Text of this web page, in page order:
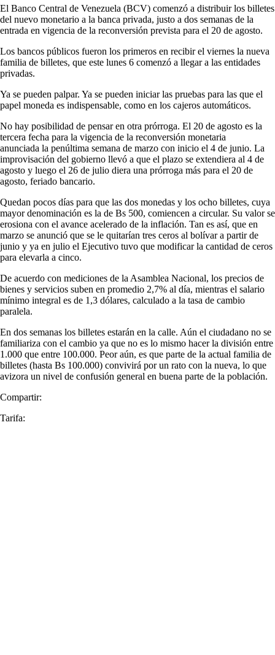
El Banco Central de Venezuela (BCV) comenzó a distribuir los billetes
del nuevo monetario a la banca privada, justo a dos semanas de la
entrada en vigencia de la reconversión prevista para el 20 de agosto.
Los bancos públicos fueron los primeros en recibir el viernes la nueva
familia de billetes, que este lunes 6 comenzó a llegar a las entidades
privadas.
Ya se pueden palpar. Ya se pueden iniciar las pruebas para las que el
papel moneda es indispensable, como en los cajeros automáticos.
No hay posibilidad de pensar en otra prórroga. El 20 de agosto es la
tercera fecha para la vigencia de la reconversión monetaria
anunciada la penúltima semana de marzo con inicio el 4 de junio. La
improvisación del gobierno llevó a que el plazo se extendiera al 4 de
agosto y luego el 26 de julio diera una prórroga más para el 20 de
agosto, feriado bancario.
Quedan pocos días para que las dos monedas y los ocho billetes, cuya
mayor denominación es la de Bs 500, comiencen a circular. Su valor se
erosiona con el avance acelerado de la inflación. Tan es así, que en
marzo se anunció que se le quitarían tres ceros al bolívar a partir de
junio y ya en julio el Ejecutivo tuvo que modificar la cantidad de ceros
para elevarla a cinco.
De acuerdo con mediciones de la Asamblea Nacional, los precios de
bienes y servicios suben en promedio 2,7% al día, mientras el salario
mínimo integral es de 1,3 dólares, calculado a la tasa de cambio
paralela.
En dos semanas los billetes estarán en la calle. Aún el ciudadano no se
familiariza con el cambio ya que no es lo mismo hacer la división entre
1.000 que entre 100.000. Peor aún, es que parte de la actual familia de
billetes (hasta Bs 100.000) convivirá por un rato con la nueva, lo que
avizora un nivel de confusión general en buena parte de la población.
Compartir:
Tarifa: